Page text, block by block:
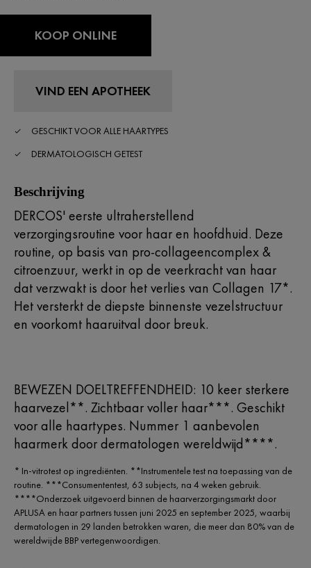
KOOP ONLINE
VIND EEN APOTHEEK
GESCHIKT VOOR ALLE HAARTYPES
DERMATOLOGISCH GETEST
Beschrijving
DERCOS' eerste ultraherstellend
verzorgingsroutine voor haar en hoofdhuid. Deze
routine, op basis van pro-collageencomplex &
citroenzuur, werkt in op de veerkracht van haar
dat verzwakt is door het verlies van Collagen 17*.
Het versterkt de diepste binnenste vezelstructuur
en voorkomt haaruitval door breuk.
BEWEZEN DOELTREFFENDHEID: 10 keer sterkere
haarvezel**. Zichtbaar voller haar***. Geschikt
voor alle haartypes. Nummer 1 aanbevolen
haarmerk door dermatologen wereldwijd****.
* In-vitrotest op ingrediënten. **Instrumentele test na toepassing van de
routine. ***Consumententest, 63 subjects, na 4 weken gebruik.
****Onderzoek uitgevoerd binnen de haarverzorgingsmarkt door
APLUSA en haar partners tussen juni 2025 en september 2025, waarbij
dermatologen in 29 landen betrokken waren, die meer dan 80% van de
wereldwijde BBP vertegenwoordigen.